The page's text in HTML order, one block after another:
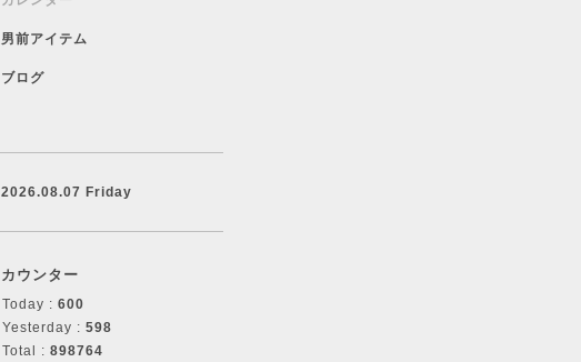
男前アイテム
ブログ
2026.08.07 Friday
カウンター
Today : 600
Yesterday : 598
Total : 898764